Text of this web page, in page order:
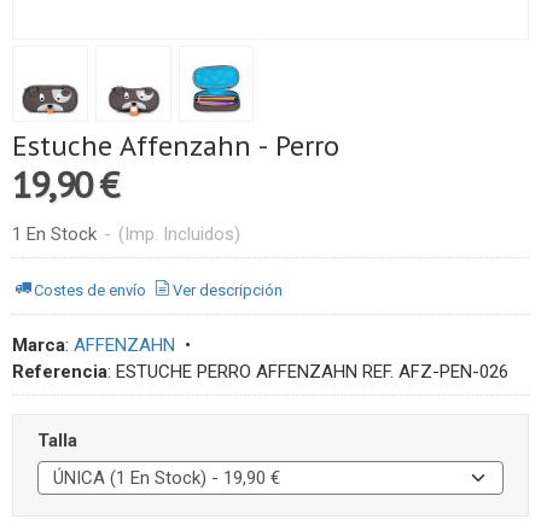
Estuche Affenzahn - Perro
19,90 €
1 En Stock - (Imp. Incluidos)
Costes de envío Ver descripción
Marca: AFFENZAHN •
Referencia: ESTUCHE PERRO AFFENZAHN REF. AFZ-PEN-026
Talla